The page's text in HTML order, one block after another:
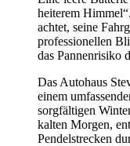
heiterem
achtet, seine
professionellen
das Pannenrisiko
Das Autohaus
einem
sorgfältigen
kalten Morgen,
Pendelstrecken